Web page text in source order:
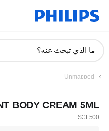
دعم
ما الذي تبحث عنه؟
Unmapped
BODY CREAM 5ML
SCF500